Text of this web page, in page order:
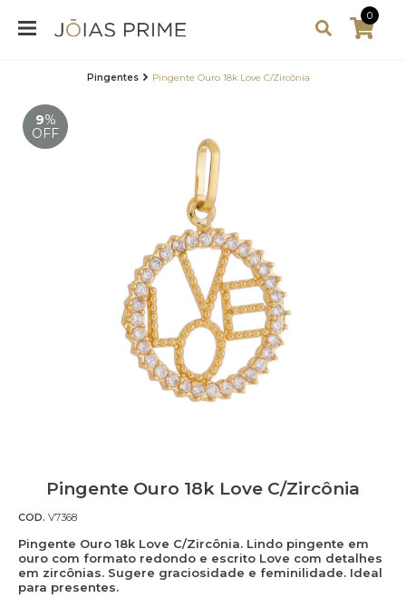
0
Pingentes Pingente Ouro 18k Love C/Zircônia
9%
OFF
Pingente Ouro 18k Love C/Zircônia
COD. V7368
Pingente Ouro 18k Love C/Zircônia. Lindo pingente em
ouro com formato redondo e escrito Love com detalhes
em zircônias. Sugere graciosidade e feminilidade. Ideal
para presentes.